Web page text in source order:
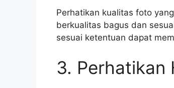
Perhatikan kualitas foto
berkualitas bagus dan
sesuai ketentuan dapat
3. Perhatikan